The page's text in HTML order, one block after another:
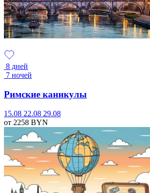
8 дней
7 ночей
Римские каникулы
15.08 22.08 29.08
от 2258 BYN